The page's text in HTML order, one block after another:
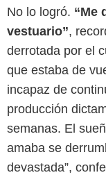
No lo logró. “Me
vestuario”,
derrotada por el
que estaba de
incapaz de
producción
semanas. El
amaba se
devastada”,